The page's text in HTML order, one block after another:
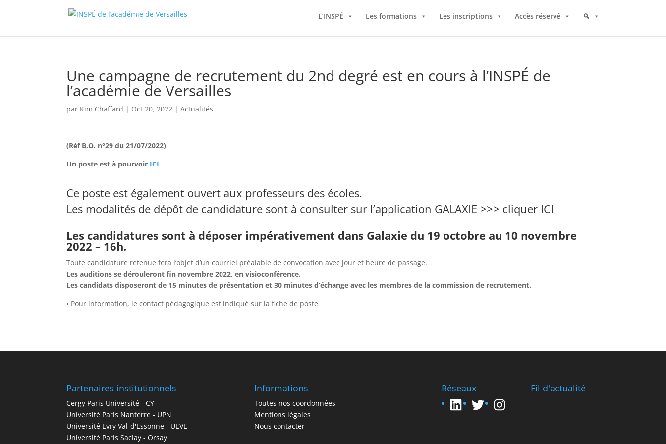
L’INSPÉ Les formations Les inscriptions Accès réservé
Une campagne de recrutement du 2nd degré est en cours à l’INSPÉ de
l’académie de Versailles
par Kim Chaffard | Oct 20, 2022 |Actualités
(Réf B.O. n°29 du 21/07/2022)
Un poste est à pourvoir ICI
Ce poste est également ouvert aux professeurs des écoles.
Les modalités de dépôt de candidature sont à consulter sur l’application GALAXIE >>> cliquer ICI
Les candidatures sont à déposer impérativement dans Galaxie du 19 octobre au 10 novembre
2022 – 16h.
Toute candidature retenue fera l’objet d’un courriel préalable de convocation avec jour et heure de passage.
Les auditions se dérouleront fin novembre 2022, en visioconférence.
Les candidats disposeront de 15 minutes de présentation et 30 minutes d’échange avec les membres de la commission de recrutement.
• Pour information, le contact pédagogique est indiqué sur la fiche de poste
Partenaires institutionnels
Cergy Paris Université - CY
Université Paris Nanterre - UPN
Université Evry Val-d'Essonne - UEVE
Université Paris Saclay - Orsay
Informations
Toutes nos coordonnées
Mentions légales
Nous contacter
Réseaux
LinkedIn
TwitterInstagram
Fil d'actualité